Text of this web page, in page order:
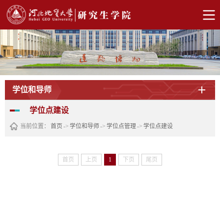
学位和导师
学位点建设
当前位置： 首页 -> 学位和导师 -> 学位点管理 -> 学位点建设
首页 上页 1 下页 尾页